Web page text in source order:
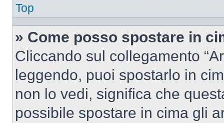
Top
» Come posso spostare in
Cliccando sul collegamento
leggendo, puoi spostarlo in
non lo vedi, significa che
possibile spostare in cima gli